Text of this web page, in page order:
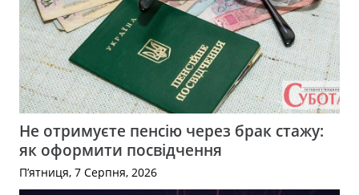
Не отримуєте пенсію через брак стажу:
як оформити посвідчення
П’ятниця, 7 Серпня, 2026